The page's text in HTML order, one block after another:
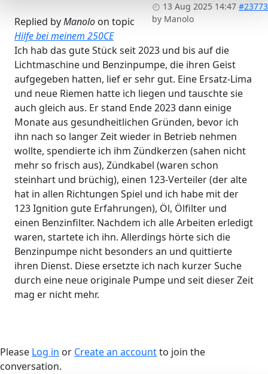
13 Aug 2025 14:47 #23773
by Manolo
Replied byManoloon topic
Hilfe bei meinem 250CE
Ich hab das gute Stück seit 2023 und bis auf die
Lichtmaschine und Benzinpumpe, die ihren Geist
aufgegeben hatten, lief er sehr gut. Eine Ersatz-Lima
und neue Riemen hatte ich liegen und tauschte sie
auch gleich aus. Er stand Ende 2023 dann einige
Monate aus gesundheitlichen Gründen, bevor ich
ihn nach so langer Zeit wieder in Betrieb nehmen
wollte, spendierte ich ihm Zündkerzen (sahen nicht
mehr so frisch aus), Zündkabel (waren schon
steinhart und brüchig), einen 123-Verteiler (der alte
hat in allen Richtungen Spiel und ich habe mit der
123 Ignition gute Erfahrungen), Öl, Ölfilter und
einen Benzinfilter. Nachdem ich alle Arbeiten erledigt
waren, startete ich ihn. Allerdings hörte sich die
Benzinpumpe nicht besonders an und quittierte
ihren Dienst. Diese ersetzte ich nach kurzer Suche
durch eine neue originale Pumpe und seit dieser Zeit
mag er nicht mehr.
Please Log in or Create an accountto join the
conversation.